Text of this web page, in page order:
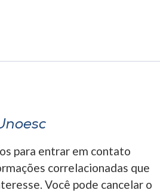
para entrar em contato
correlacionadas que
Você pode cancelar o